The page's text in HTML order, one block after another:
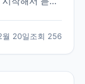
후회를 했을
이야기들도
월 20일조회 256